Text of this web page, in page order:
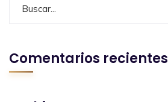
Comentarios recientes